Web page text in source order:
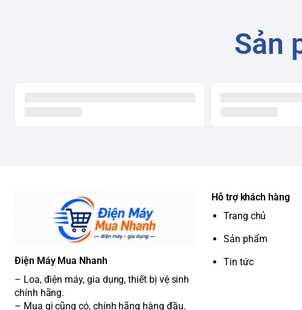
Sản
Điện Máy Mua Nhanh
– Loa, điện máy, gia dụng, thiết bị vệ sinh
chính hãng.
– Mua gì cũng có, chính hãng hàng đầu.
Hỗ trợ khách hàng
Trang chủ
Sản phẩm
Tin tức